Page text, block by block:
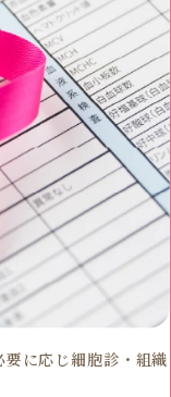
に応じ細胞診・組織